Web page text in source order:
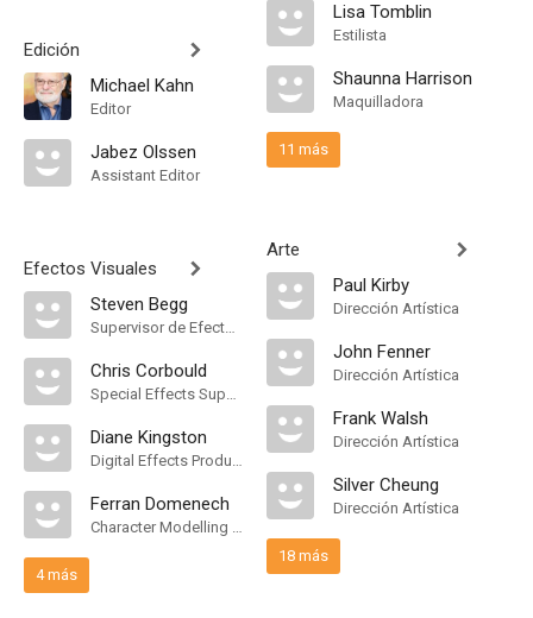
Edición
Michael Kahn
Editor
Jabez Olssen
Assistant Editor
Efectos Visuales
Steven Begg
Supervisor de Efectos Visuales
Chris Corbould
Special Effects Supervisor
Diane Kingston
Digital Effects Producer
Ferran Domenech
Character Modelling Supervisor
4 más
Lisa Tomblin
Estilista
Shaunna Harrison
Maquilladora
11 más
Arte
Paul Kirby
Dirección Artística
John Fenner
Dirección Artística
Frank Walsh
Dirección Artística
Silver Cheung
Dirección Artística
18 más